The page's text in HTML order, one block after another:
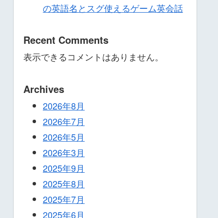
の英語名とスグ使えるゲーム英会話
Recent Comments
表示できるコメントはありません。
Archives
2026年8月
2026年7月
2026年5月
2026年3月
2025年9月
2025年8月
2025年7月
2025年6月